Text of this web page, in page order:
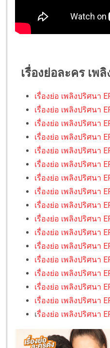
เรื่องย่อละคร เพ
เรื่องย่อ เพลิงปริศนา
เรื่องย่อ เพลิงปริศนา
เรื่องย่อ เพลิงปริศนา
เรื่องย่อ เพลิงปริศนา
เรื่องย่อ เพลิงปริศนา
เรื่องย่อ เพลิงปริศนา
เรื่องย่อ เพลิงปริศนา
เรื่องย่อ เพลิงปริศนา
เรื่องย่อ เพลิงปริศนา
เรื่องย่อ เพลิงปริศนา
เรื่องย่อ เพลิงปริศนา
เรื่องย่อ เพลิงปริศนา
เรื่องย่อ เพลิงปริศนา
เรื่องย่อ เพลิงปริศนา
เรื่องย่อ เพลิงปริศนา
เรื่องย่อ เพลิงปริศนา
เรื่องย่อ เพลิงปริศนา